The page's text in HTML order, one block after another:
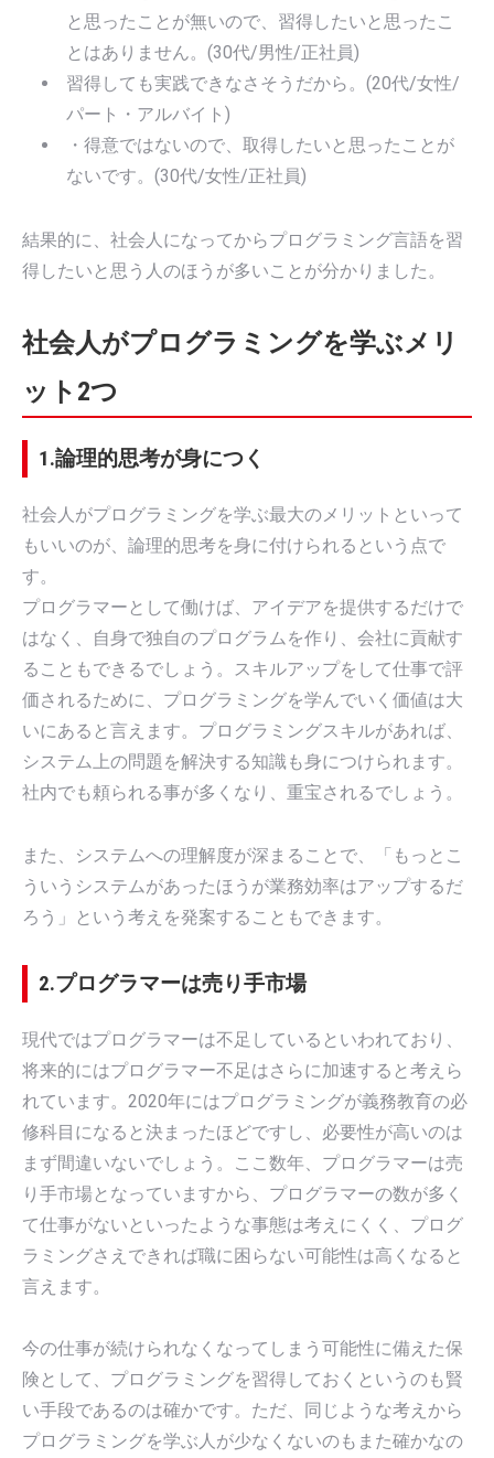
と思ったことが無いので、習得したいと思ったこ
とはありません。(30代/男性/正社員)
習得しても実践できなさそうだから。(20代/女性/
パート・アルバイト)
・得意ではないので、取得したいと思ったことが
ないです。(30代/女性/正社員)
結果的に、社会人になってからプログラミング言語を習
得したいと思う人のほうが多いことが分かりました。
社会人がプログラミングを学ぶメリ
ット2つ
1.論理的思考が身につく
社会人がプログラミングを学ぶ最大のメリットといって
もいいのが、論理的思考を身に付けられるという点で
す。
プログラマーとして働けば、アイデアを提供するだけで
はなく、自身で独自のプログラムを作り、会社に貢献す
ることもできるでしょう。スキルアップをして仕事で評
価されるために、プログラミングを学んでいく価値は大
いにあると言えます。プログラミングスキルがあれば、
システム上の問題を解決する知識も身につけられます。
社内でも頼られる事が多くなり、重宝されるでしょう。
また、システムへの理解度が深まることで、「もっとこ
ういうシステムがあったほうが業務効率はアップするだ
ろう」という考えを発案することもできます。
2.プログラマーは売り手市場
現代ではプログラマーは不足しているといわれており、
将来的にはプログラマー不足はさらに加速すると考えら
れています。2020年にはプログラミングが義務教育の必
修科目になると決まったほどですし、必要性が高いのは
まず間違いないでしょう。ここ数年、プログラマーは売
り手市場となっていますから、プログラマーの数が多く
て仕事がないといったような事態は考えにくく、プログ
ラミングさえできれば職に困らない可能性は高くなると
言えます。
今の仕事が続けられなくなってしまう可能性に備えた保
険として、プログラミングを習得しておくというのも賢
い手段であるのは確かです。ただ、同じような考えから
プログラミングを学ぶ人が少なくないのもまた確かなの